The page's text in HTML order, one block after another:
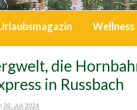
Wellness
die
in Russbach
30. Juli 2024